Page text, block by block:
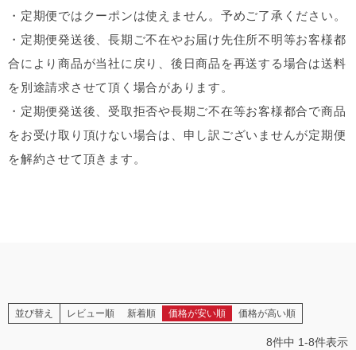
・定期便ではクーポンは使えません。予めご了承ください。
・定期便発送後、長期ご不在やお届け先住所不明等お客様都
合により商品が当社に戻り、後日商品を再送する場合は送料
を別途請求させて頂く場合があります。
・定期便発送後、受取拒否や長期ご不在等お客様都合で商品
をお受け取り頂けない場合は、申し訳ございませんが定期便
を解約させて頂きます。
並び替え レビュー順 新着順 価格が安い順 価格が高い順
8件中 1-8件表示